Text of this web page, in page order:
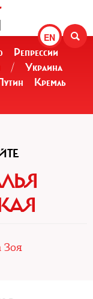
EN
Репрессии
/
Украина
Кремль
Зоя